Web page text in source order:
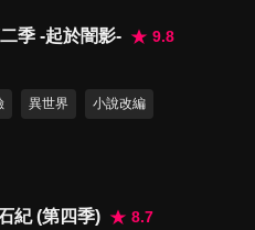
鐘
集 贏家與輸家
集 鐵壁
季 -起於闇影-
9.8
異世界 小說改編
紀 (第四季)
8.7